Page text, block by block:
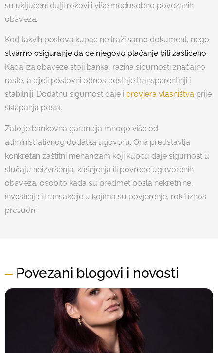
su uključeni dulji rokovi i više međusobno povezanih
obaveza.
Kod takvih poslova kupac ne traži samo dokument, nego
stvarno osiguranje da će njegovo plaćanje biti zaštićeno.
Kada iza obaveze stoji banka, razina sigurnosti značajno
raste, a cijeli poslovni odnos postaje transparentniji i
stabilniji. Dodatnu sigurnost daje i provjera vlasništva prije
sklapanja posla.
Zato je bankovna garancija mnogo više od
administrativnog dodatka ugovoru. Ona predstavlja
konkretan zaštitni mehanizam koji kupcu daje sigurnost u
slučaju neizvršenja, kašnjenja ili povrede ugovorenih
obaveza, osobito kada su predmet posla nekretnine,
investicije i transakcije u kojima su povjerenje, rok i iznos
presudni.
Povezani blogovi i novosti